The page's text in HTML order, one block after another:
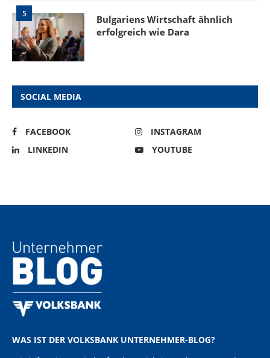
5
Bulgariens Wirtschaft ähnlich
erfolgreich wie Dara
SOCIAL MEDIA
FACEBOOK
INSTAGRAM
LINKEDIN
YOUTUBE
WAS IST DER VOLKSBANK UNTERNEHMER-BLOG?